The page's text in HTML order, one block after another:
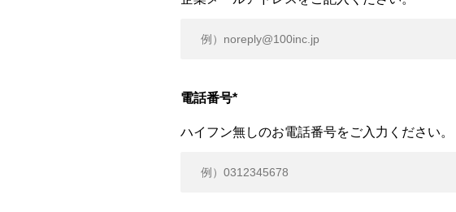
電話番号*
ハイフン無しのお電話番号をご入力ください。